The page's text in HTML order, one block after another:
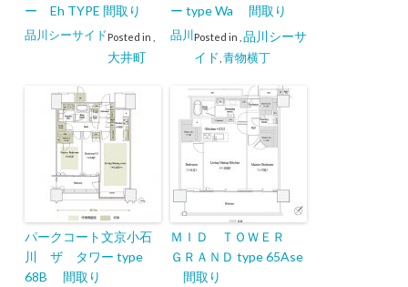
ー Eh TYPE 間取り
Posted in
品川シーサイド
大井町
ー type Wa 間取り
Posted in
品川
品川シーサ
イド 青物横丁
パークコート文京小石
川 ザ タワー type
68B 間取り
ＭＩＤ ＴＯＷＥＲ
ＧＲＡＮＤ type 65Ase
間取り